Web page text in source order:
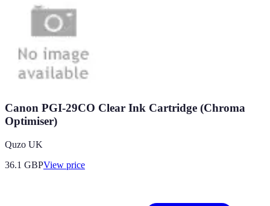
Canon PGI-29CO Clear Ink Cartridge (Chroma
Optimiser)
Quzo UK
36.1 GBPView price